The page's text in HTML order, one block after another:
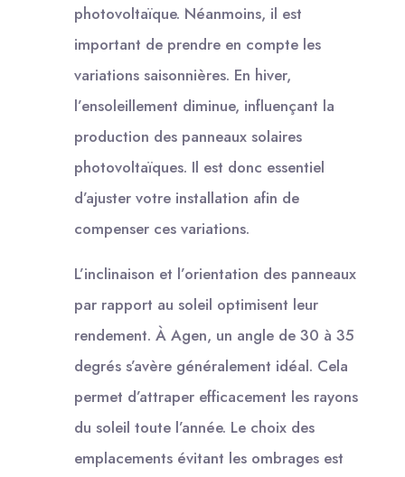
photovoltaïque. Néanmoins, il est
important de prendre en compte les
variations saisonnières. En hiver,
l’ensoleillement diminue, influençant la
production des panneaux solaires
photovoltaïques. Il est donc essentiel
d’ajuster votre installation afin de
compenser ces variations.
L’inclinaison et l’orientation des panneaux
par rapport au soleil optimisent leur
rendement. À Agen, un angle de 30 à 35
degrés s’avère généralement idéal. Cela
permet d’attraper efficacement les rayons
du soleil toute l’année. Le choix des
emplacements évitant les ombrages est